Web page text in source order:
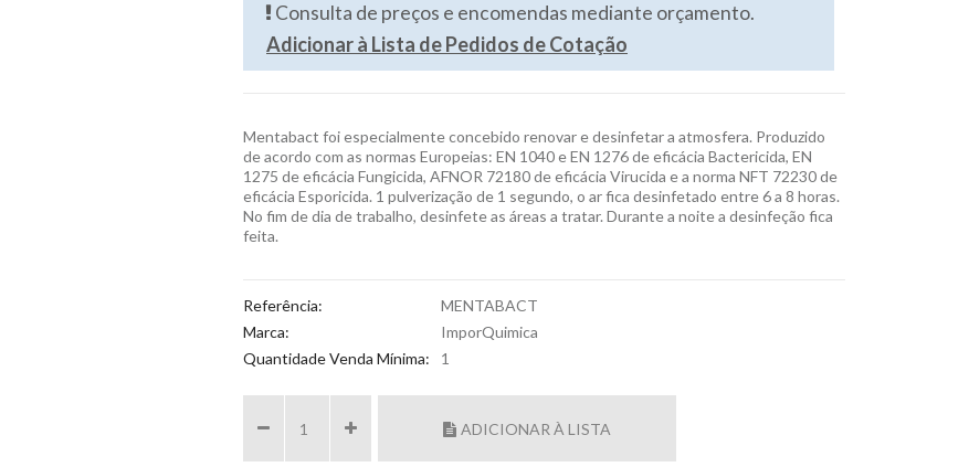
Consulta de preços e encomendas mediante orçamento.
Adicionar à Lista de Pedidos de Cotação
Mentabact foi especialmente concebido renovar e desinfetar a atmosfera. Produzido
de acordo com as normas Europeias: EN 1040 e EN 1276 de eficácia Bactericida, EN
1275 de eficácia Fungicida, AFNOR 72180 de eficácia Virucida e a norma NFT 72230 de
eficácia Esporicida. 1 pulverização de 1 segundo, o ar fica desinfetado entre 6 a 8 horas.
No fim de dia de trabalho, desinfete as áreas a tratar. Durante a noite a desinfeção fica
feita.
Referência:
MENTABACT
Marca:
ImporQuimica
Quantidade Venda Mínima:
1
ADICIONAR À LISTA